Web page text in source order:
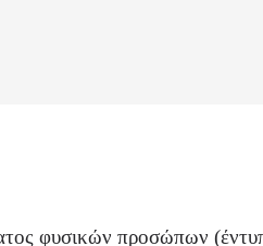
φυσικών προσώπων